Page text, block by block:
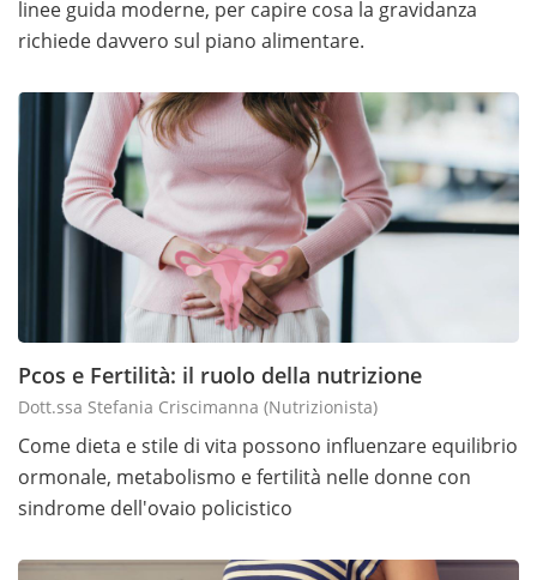
linee guida moderne, per capire cosa la gravidanza
richiede davvero sul piano alimentare.
Pcos e Fertilità: il ruolo della nutrizione
Dott.ssa Stefania Criscimanna (nutrizionista)
Come dieta e stile di vita possono influenzare equilibrio
ormonale, metabolismo e fertilità nelle donne con
sindrome dell'ovaio policistico